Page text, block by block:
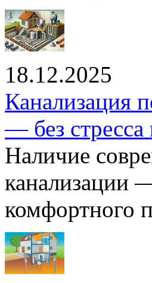
18.12.2025
Канализация
— без стресса
Наличие
канализации
комфортного